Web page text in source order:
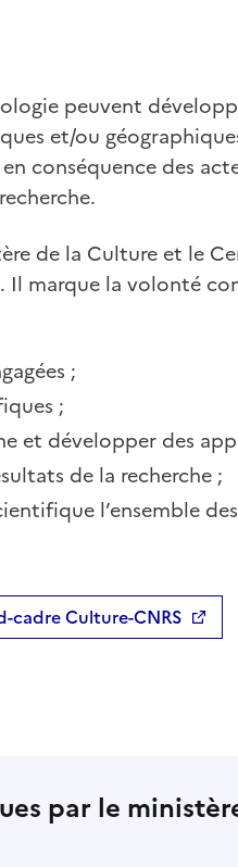
peuvent
et/ou
conséquence des
de la Culture et le
Il marque la volonté
;
;
et développer des
de la recherche ;
l’ensemble
cadre Culture-CNRS
par le